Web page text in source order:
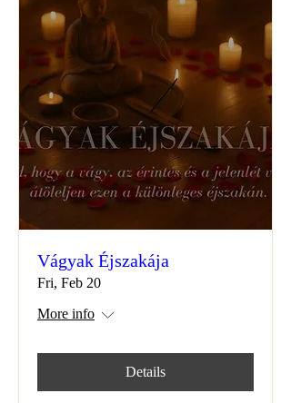
Vágyak Éjszakája
Fri, Feb 20
More info
Details